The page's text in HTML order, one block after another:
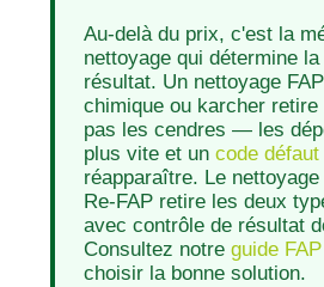
Au-delà du prix, c'est la
nettoyage qui détermine
résultat. Un nettoyage
chimique ou karcher
pas les cendres — les
plus vite et uncode défaut
réapparaître. Le
Re-FAP retire les deux
avec contrôle de résultat
Consultez notreguide
choisir la bonne solution.